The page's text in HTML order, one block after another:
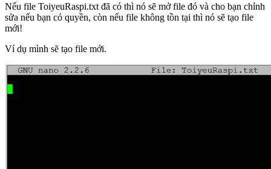
Nếu file ToiyeuRaspi.txt đã có thì nó sẽ mở file đó và cho bạn chỉnh
sửa nếu bạn có quyền, còn nếu file không tồn tại thì nó sẽ tạo file
mới!
Ví dụ mình sẽ tạo file mới.